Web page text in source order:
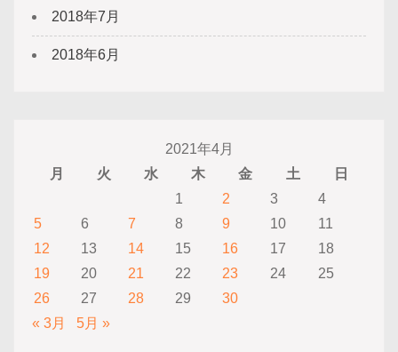
2018年7月
2018年6月
2021年4月
月
火 水 木 金 土
日
1
2 3
4
5
6 7 8 9 10
11
12
13 14 15 16 17
18
19
20 21 22 23 24
25
26
27 28 29
30
« 3月
5月 »